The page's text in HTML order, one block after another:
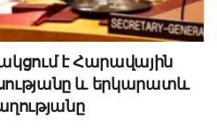
է Հարավային
և երկարատև